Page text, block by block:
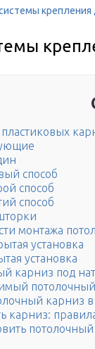
способ
способ
способ
монтажа
установка
установка
карниз под
карниз
карниз: